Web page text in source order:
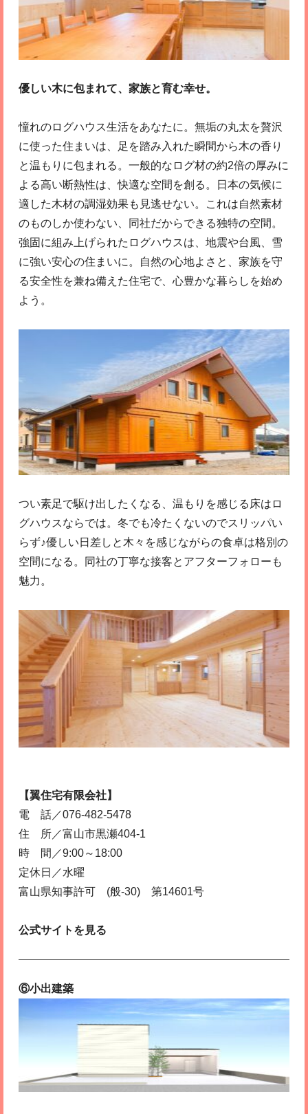
優しい木に包まれて、家族と育む幸せ。
憧れのログハウス生活をあなたに。無垢の丸太を贅沢
に使った住まいは、足を踏み入れた瞬間から木の香り
と温もりに包まれる。一般的なログ材の約2倍の厚みに
よる高い断熱性は、快適な空間を創る。日本の気候に
適した木材の調湿効果も見逃せない。これは自然素材
のものしか使わない、同社だからできる独特の空間。
強固に組み上げられたログハウスは、地震や台風、雪
に強い安心の住まいに。自然の心地よさと、家族を守
る安全性を兼ね備えた住宅で、心豊かな暮らしを始め
よう。
つい素足で駆け出したくなる、温もりを感じる床はロ
グハウスならでは。冬でも冷たくないのでスリッパい
らず♪優しい日差しと木々を感じながらの食卓は格別の
空間になる。同社の丁寧な接客とアフターフォローも
魅力。
【翼住宅有限会社】
電 話／076-482-5478
住 所／富山市黒瀬404-1
時 間／9:00～18:00
定休日／水曜
富山県知事許可 (般-30) 第14601号
公式サイトを見る
⑥小出建築